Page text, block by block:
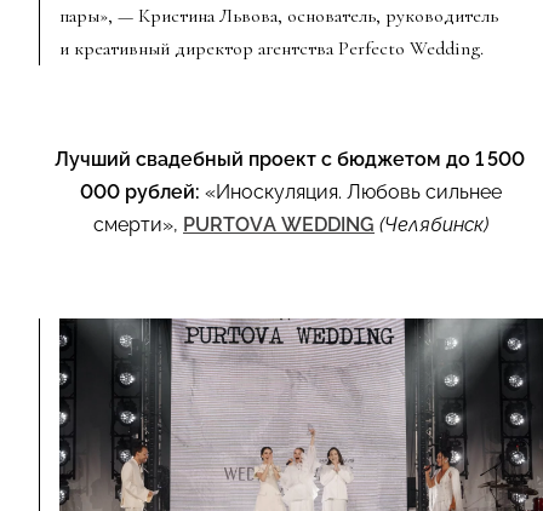
пары», — Кристина Львова, основатель, руководитель
и креативный директор агентства Perfecto Wedding.
Лучший свадебный проект с бюджетом до 1 500
000 рублей: «Иноскуляция. Любовь сильнее
смерти», PURTOVA WEDDING (Челябинск)